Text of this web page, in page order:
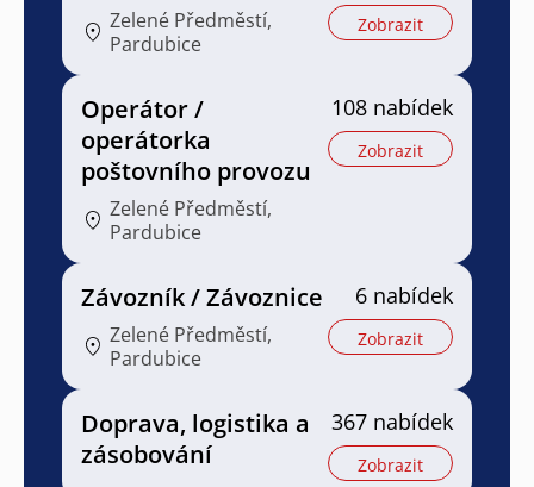
Zelené Předměstí,
Pardubice
Zobrazit
Operátor /
operátorka
poštovního provozu
Zelené Předměstí,
Pardubice
108 nabídek
Zobrazit
Závozník / Závoznice
Zelené Předměstí,
Pardubice
6 nabídek
Zobrazit
Doprava, logistika a
zásobování
367 nabídek
Zobrazit